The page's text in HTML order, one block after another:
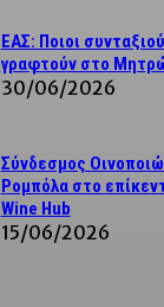
ΕΑΣ: Ποιοι
γραφτούν στο
30/06/2026
Σύνδεσμος
Ρομπόλα στο
Wine Hub
15/06/2026